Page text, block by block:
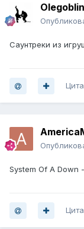
Olegoblin
Саунтреки из
System Of A Down